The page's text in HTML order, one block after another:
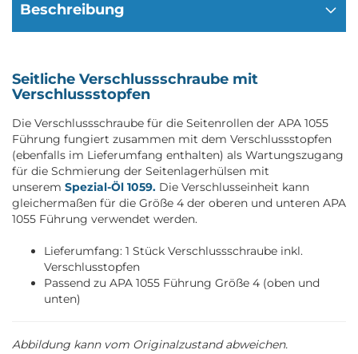
Beschreibung
Seitliche Verschlussschraube mit
Verschlussstopfen
Die Verschlussschraube für die Seitenrollen der APA 1055
Führung fungiert zusammen mit dem Verschlussstopfen
(ebenfalls im Lieferumfang enthalten) als Wartungszugang
für die Schmierung der Seitenlagerhülsen mit
unserem Spezial-Öl 1059. Die Verschlusseinheit kann
gleichermaßen für die Größe 4 der oberen und unteren APA
1055 Führung verwendet werden.
Lieferumfang: 1 Stück Verschlussschraube inkl.
Verschlusstopfen
Passend zu APA 1055 Führung Größe 4 (oben und
unten)
Abbildung kann vom Originalzustand abweichen.